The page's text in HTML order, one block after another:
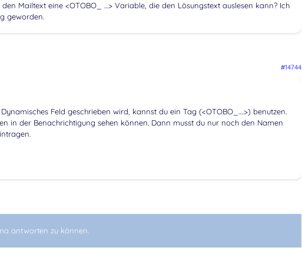
Mailtext eine <OTOBO_ …> Variable, die den Lösungstext auslesen kann? Ich
geworden.
#14744
Feld geschrieben wird, kannst du ein Tag (<OTOBO_….>) benutzen.
in der Benachrichtigung sehen können. Dann musst du nur noch den Namen
antworten zu können.